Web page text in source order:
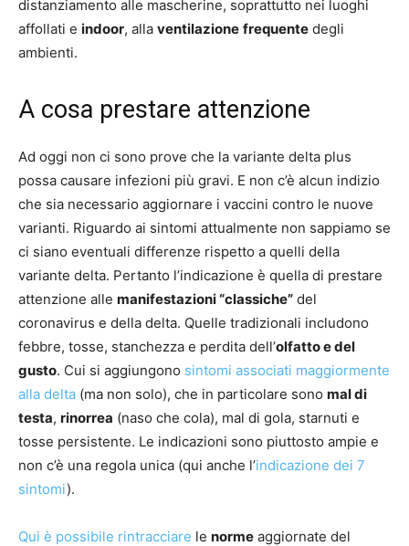
distanziamento alle mascherine, soprattutto nei luoghi
affollati e indoor, alla ventilazione frequente degli
ambienti.
A cosa prestare attenzione
Ad oggi non ci sono prove che la variante delta plus
possa causare infezioni più gravi. E non c’è alcun indizio
che sia necessario aggiornare i vaccini contro le nuove
varianti. Riguardo ai sintomi attualmente non sappiamo se
ci siano eventuali differenze rispetto a quelli della
variante delta. Pertanto l’indicazione è quella di prestare
attenzione alle manifestazioni “classiche” del
coronavirus e della delta. Quelle tradizionali includono
febbre, tosse, stanchezza e perdita dell’olfatto e del
gusto. Cui si aggiungono sintomi associati maggiormente
alla delta (ma non solo), che in particolare sono mal di
testa, rinorrea (naso che cola), mal di gola, starnuti e
tosse persistente. Le indicazioni sono piuttosto ampie e
non c’è una regola unica (qui anche l’indicazione dei 7
sintomi).
Qui è possibile rintracciare le norme aggiornate del